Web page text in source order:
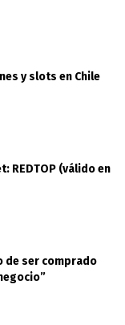
y slots en Chile
REDTOP (válido en
de ser comprado